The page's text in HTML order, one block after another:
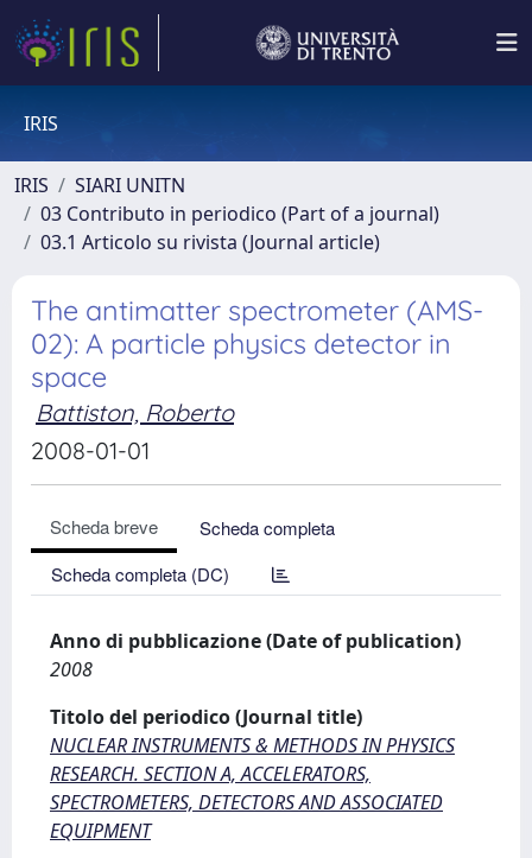
IRIS
IRIS
SIARI UNITN
03 Contributo in periodico (Part of a journal)
03.1 Articolo su rivista (Journal article)
The antimatter spectrometer (AMS-
02): A particle physics detector in
space
Battiston, Roberto
2008-01-01
Scheda breve
Scheda completa
Scheda completa (DC)
Anno di pubblicazione (Date of publication)
2008
Titolo del periodico (Journal title)
NUCLEAR INSTRUMENTS & METHODS IN PHYSICS
RESEARCH. SECTION A, ACCELERATORS,
SPECTROMETERS, DETECTORS AND ASSOCIATED
EQUIPMENT